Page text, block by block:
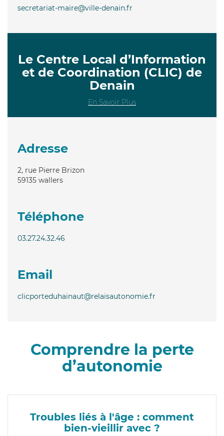
secretariat-maire@ville-denain.fr
Le Centre Local d’Information
et de Coordination (CLIC) de
Denain
En Savoir Plus
Adresse
2, rue Pierre Brizon
59135 wallers
Téléphone
03.27.24.32.46
Email
clicporteduhainaut@relaisautonomie.fr
Comprendre la perte
d’autonomie
Troubles liés à l'âge : comment
bien-vieillir avec ?